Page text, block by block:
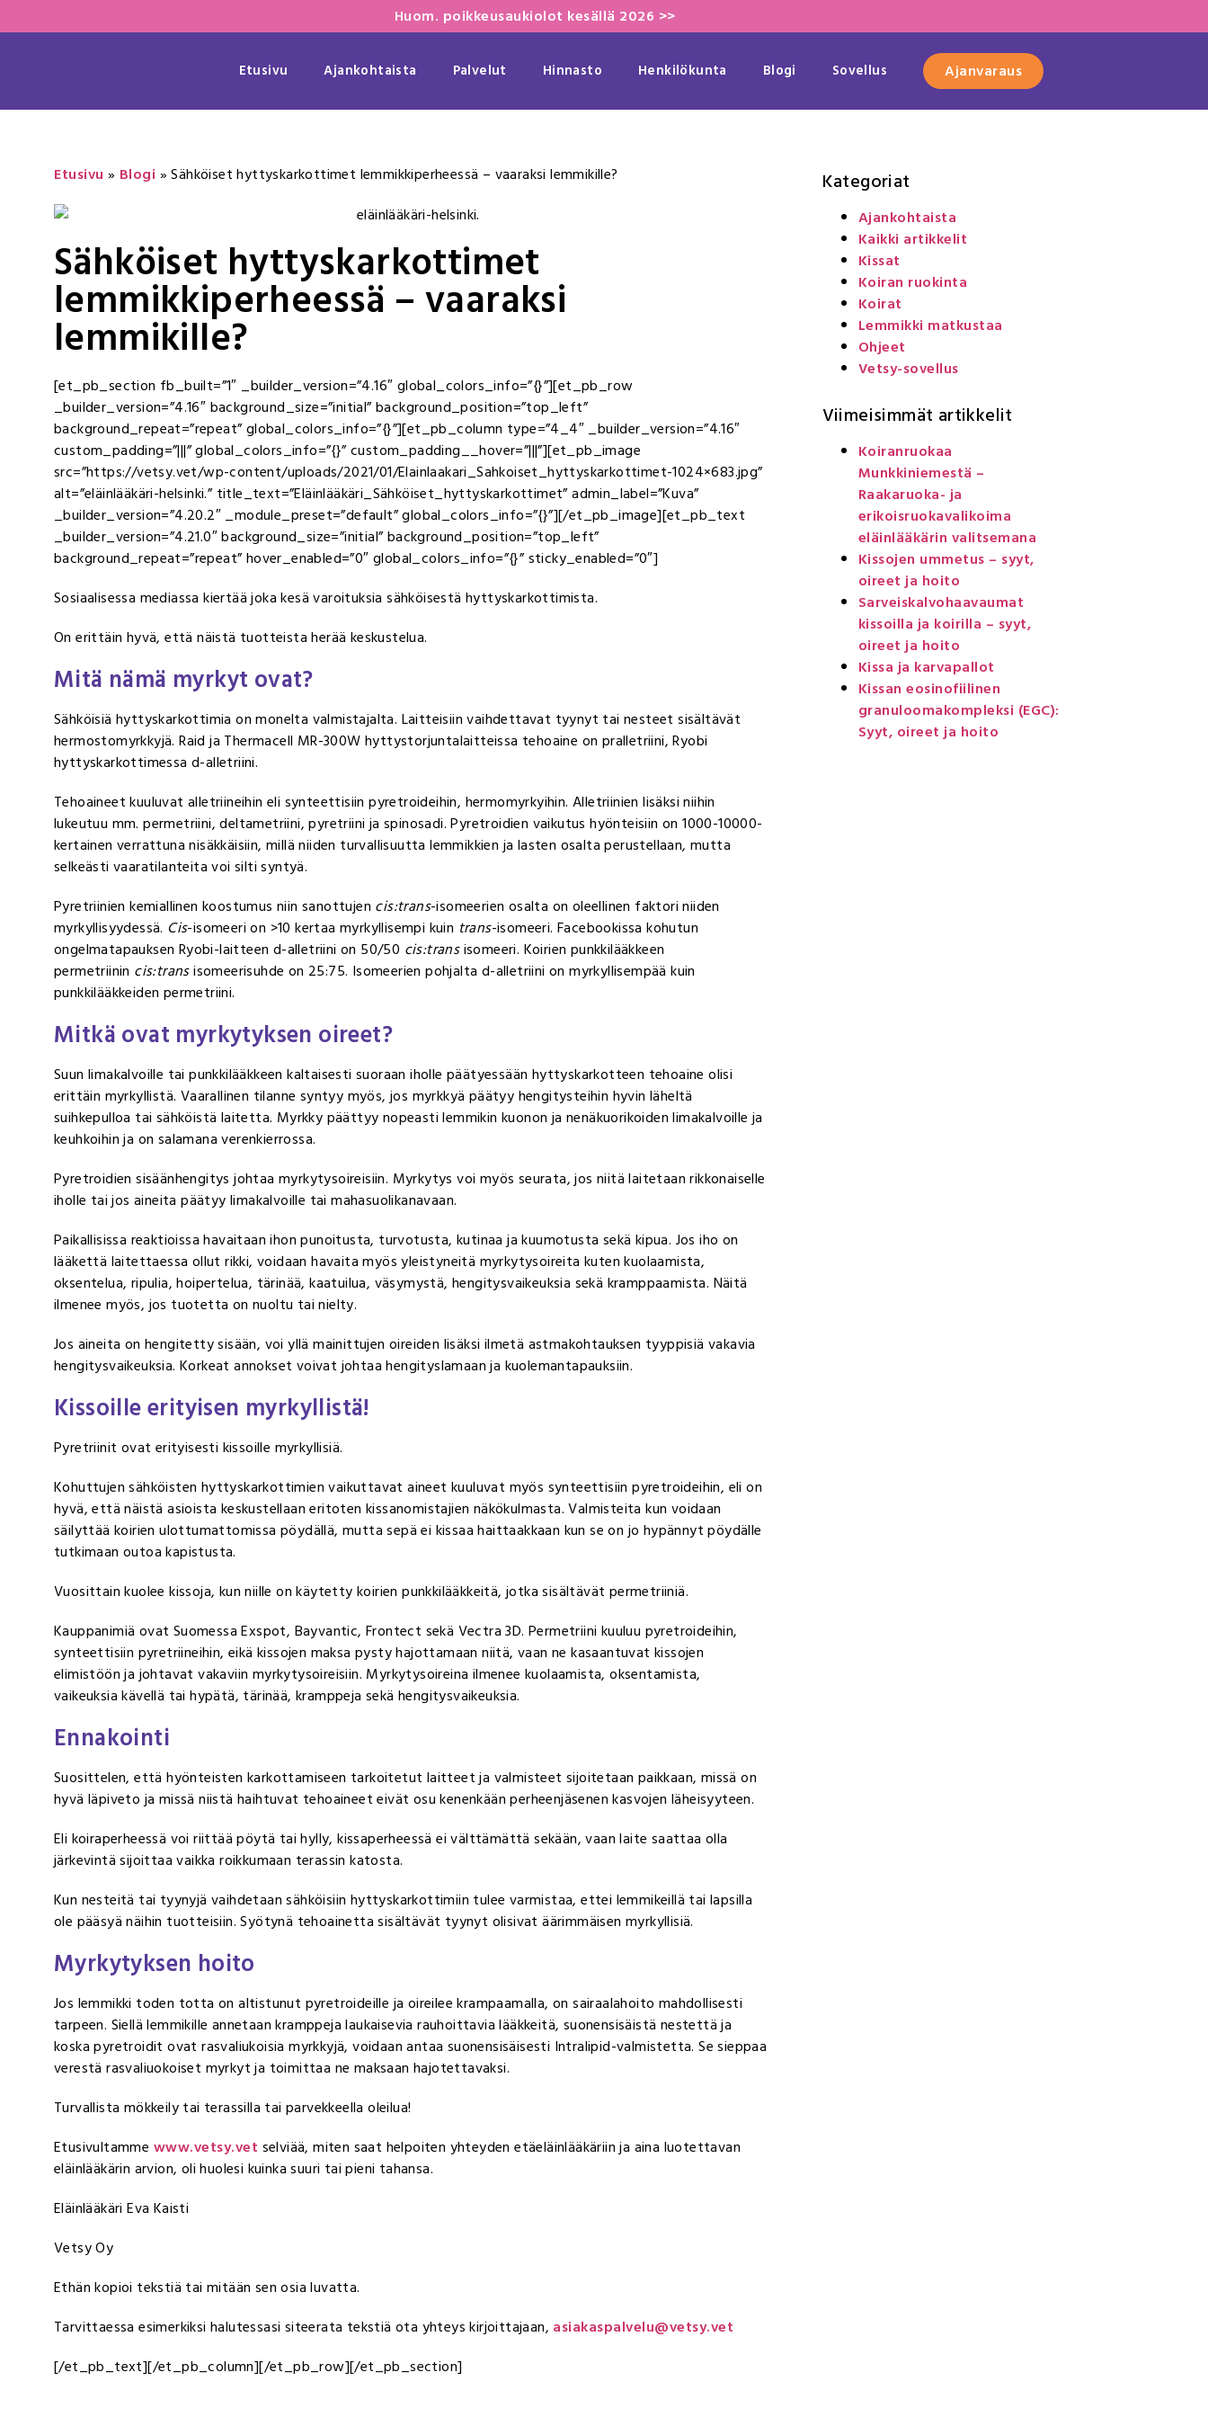
Huom. poikkeusaukiolot kesällä 2026 >>
Etusivu Ajankohtaista Palvelut Hinnasto Henkilökunta Blogi Sovellus Ajanvaraus
Etusivu » Blogi »Sähköiset hyttyskarkottimet lemmikkiperheessä – vaaraksi lemmikille?
Sähköiset hyttyskarkottimet
lemmikkiperheessä – vaaraksi
lemmikille?
[et_pb_section fb_built=”1″ _builder_version=”4.16″ global_colors_info=”{}”][et_pb_row
_builder_version=”4.16″ background_size=”initial” background_position=”top_left”
background_repeat=”repeat” global_colors_info=”{}”][et_pb_column type=”4_4″ _builder_version=”4.16″
custom_padding=”|||” global_colors_info=”{}” custom_padding__hover=”|||”][et_pb_image
src=”https://vetsy.vet/wp-content/uploads/2021/01/Elainlaakari_Sahkoiset_hyttyskarkottimet-1024×683.jpg”
alt=”eläinlääkäri-helsinki.” title_text=”Eläinlääkäri_Sähköiset_hyttyskarkottimet” admin_label=”Kuva”
_builder_version=”4.20.2″ _module_preset=”default” global_colors_info=”{}”][/et_pb_image][et_pb_text
_builder_version=”4.21.0″ background_size=”initial” background_position=”top_left”
background_repeat=”repeat” hover_enabled=”0″ global_colors_info=”{}” sticky_enabled=”0″]
Sosiaalisessa mediassa kiertää joka kesä varoituksia sähköisestä hyttyskarkottimista.
On erittäin hyvä, että näistä tuotteista herää keskustelua.
Mitä nämä myrkyt ovat?
Sähköisiä hyttyskarkottimia on monelta valmistajalta. Laitteisiin vaihdettavat tyynyt tai nesteet sisältävät
hermostomyrkkyjä. Raid ja Thermacell MR-300W hyttystorjuntalaitteissa tehoaine on pralletriini, Ryobi
hyttyskarkottimessa d-alletriini.
Tehoaineet kuuluvat alletriineihin eli synteettisiin pyretroideihin, hermomyrkyihin. Alletriinien lisäksi niihin
lukeutuu mm. permetriini, deltametriini, pyretriini ja spinosadi. Pyretroidien vaikutus hyönteisiin on 1000-10000-
kertainen verrattuna nisäkkäisiin, millä niiden turvallisuutta lemmikkien ja lasten osalta perustellaan, mutta
selkeästi vaaratilanteita voi silti syntyä.
Pyretriinien kemiallinen koostumus niin sanottujen cis:trans-isomeerien osalta on oleellinen faktori niiden
myrkyllisyydessä. Cis-isomeeri on >10 kertaa myrkyllisempi kuin trans-isomeeri. Facebookissa kohutun
ongelmatapauksen Ryobi-laitteen d-alletriini on 50/50 cis:transisomeeri. Koirien punkkilääkkeen
permetriinin cis:transisomeerisuhde on 25:75. Isomeerien pohjalta d-alletriini on myrkyllisempää kuin
punkkilääkkeiden permetriini.
Mitkä ovat myrkytyksen oireet?
Suun limakalvoille tai punkkilääkkeen kaltaisesti suoraan iholle päätyessään hyttyskarkotteen tehoaine olisi
erittäin myrkyllistä. Vaarallinen tilanne syntyy myös, jos myrkkyä päätyy hengitysteihin hyvin läheltä
suihkepulloa tai sähköistä laitetta. Myrkky päättyy nopeasti lemmikin kuonon ja nenäkuorikoiden limakalvoille ja
keuhkoihin ja on salamana verenkierrossa.
Pyretroidien sisäänhengitys johtaa myrkytysoireisiin. Myrkytys voi myös seurata, jos niitä laitetaan rikkonaiselle
iholle tai jos aineita päätyy limakalvoille tai mahasuolikanavaan.
Paikallisissa reaktioissa havaitaan ihon punoitusta, turvotusta, kutinaa ja kuumotusta sekä kipua. Jos iho on
lääkettä laitettaessa ollut rikki, voidaan havaita myös yleistyneitä myrkytysoireita kuten kuolaamista,
oksentelua, ripulia, hoipertelua, tärinää, kaatuilua, väsymystä, hengitysvaikeuksia sekä kramppaamista. Näitä
ilmenee myös, jos tuotetta on nuoltu tai nielty.
Jos aineita on hengitetty sisään, voi yllä mainittujen oireiden lisäksi ilmetä astmakohtauksen tyyppisiä vakavia
hengitysvaikeuksia. Korkeat annokset voivat johtaa hengityslamaan ja kuolemantapauksiin.
Kissoille erityisen myrkyllistä!
Pyretriinit ovat erityisesti kissoille myrkyllisiä.
Kohuttujen sähköisten hyttyskarkottimien vaikuttavat aineet kuuluvat myös synteettisiin pyretroideihin, eli on
hyvä, että näistä asioista keskustellaan eritoten kissanomistajien näkökulmasta. Valmisteita kun voidaan
säilyttää koirien ulottumattomissa pöydällä, mutta sepä ei kissaa haittaakkaan kun se on jo hypännyt pöydälle
tutkimaan outoa kapistusta.
Vuosittain kuolee kissoja, kun niille on käytetty koirien punkkilääkkeitä, jotka sisältävät permetriiniä.
Kauppanimiä ovat Suomessa Exspot, Bayvantic, Frontect sekä Vectra 3D. Permetriini kuuluu pyretroideihin,
synteettisiin pyretriineihin, eikä kissojen maksa pysty hajottamaan niitä, vaan ne kasaantuvat kissojen
elimistöön ja johtavat vakaviin myrkytysoireisiin. Myrkytysoireina ilmenee kuolaamista, oksentamista,
vaikeuksia kävellä tai hypätä, tärinää, kramppeja sekä hengitysvaikeuksia.
Ennakointi
Suosittelen, että hyönteisten karkottamiseen tarkoitetut laitteet ja valmisteet sijoitetaan paikkaan, missä on
hyvä läpiveto ja missä niistä haihtuvat tehoaineet eivät osu kenenkään perheenjäsenen kasvojen läheisyyteen.
Eli koiraperheessä voi riittää pöytä tai hylly, kissaperheessä ei välttämättä sekään, vaan laite saattaa olla
järkevintä sijoittaa vaikka roikkumaan terassin katosta.
Kun nesteitä tai tyynyjä vaihdetaan sähköisiin hyttyskarkottimiin tulee varmistaa, ettei lemmikeillä tai lapsilla
ole pääsyä näihin tuotteisiin. Syötynä tehoainetta sisältävät tyynyt olisivat äärimmäisen myrkyllisiä.
Myrkytyksen hoito
Jos lemmikki toden totta on altistunut pyretroideille ja oireilee krampaamalla, on sairaalahoito mahdollisesti
tarpeen. Siellä lemmikille annetaan kramppeja laukaisevia rauhoittavia lääkkeitä, suonensisäistä nestettä ja
koska pyretroidit ovat rasvaliukoisia myrkkyjä, voidaan antaa suonensisäisesti Intralipid-valmistetta. Se sieppaa
verestä rasvaliuokoiset myrkyt ja toimittaa ne maksaan hajotettavaksi.
Turvallista mökkeily tai terassilla tai parvekkeella oleilua!
Etusivultamme www.vetsy.vet selviää, miten saat helpoiten yhteyden etäeläinlääkäriin ja aina luotettavan
eläinlääkärin arvion, oli huolesi kuinka suuri tai pieni tahansa.
Eläinlääkäri Eva Kaisti
Vetsy Oy
Ethän kopioi tekstiä tai mitään sen osia luvatta.
Tarvittaessa esimerkiksi halutessasi siteerata tekstiä ota yhteys kirjoittajaan, asiakaspalvelu@vetsy.vet
[/et_pb_text][/et_pb_column][/et_pb_row][/et_pb_section]
Kategoriat
Ajankohtaista
Kaikki artikkelit
Kissat
Koiran ruokinta
Koirat
Lemmikki matkustaa
Ohjeet
Vetsy-sovellus
Viimeisimmät artikkelit
Koiranruokaa
Munkkiniemestä –
Raakaruoka- ja
erikoisruokavalikoima
eläinlääkärin valitsemana
Kissojen ummetus – syyt,
oireet ja hoito
Sarveiskalvohaavaumat
kissoilla ja koirilla – syyt,
oireet ja hoito
Kissa ja karvapallot
Kissan eosinofiilinen
granuloomakompleksi (EGC):
Syyt, oireet ja hoito